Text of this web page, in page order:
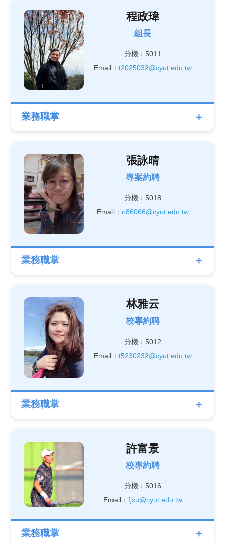
程政瑋
組長
分機：5011
Email： t2025032@cyut.edu.tw
業務職掌
張詠晴
專案約聘
分機：5018
Email： n86066@cyut.edu.tw
業務職掌
林雅云
校專約聘
分機：5012
Email： t5230232@cyut.edu.tw
業務職掌
許富景
校專約聘
分機：5016
Email： fjxu@cyut.edu.tw
業務職掌